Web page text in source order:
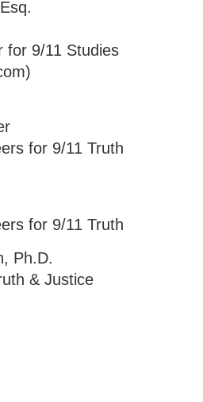
for 9/11 Studies
for 9/11 Truth
for 9/11 Truth
Ph.D.
& Justice